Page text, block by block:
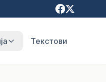
Текстови